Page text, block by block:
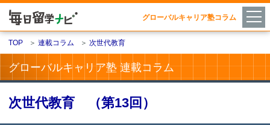
グローバルキャリア塾コラム
TOP ＞ 連載コラム ＞ 次世代教育
グローバルキャリア塾 連載コラム
次世代教育 （第13回）